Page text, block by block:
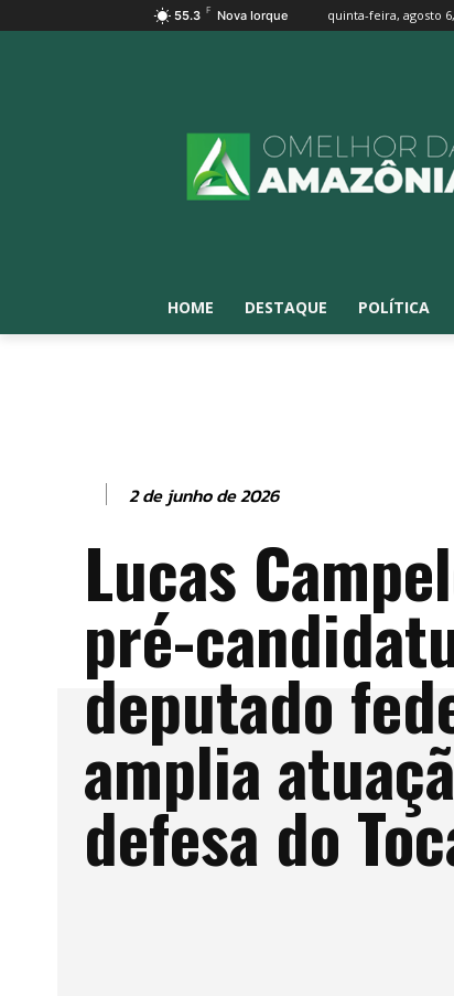
55.3 F Nova Iorque quinta-feira, agosto
HOME DESTAQUE POLÍTICA
2 de junho de 2026
Lucas
pré-
deputado
amplia
defesa do